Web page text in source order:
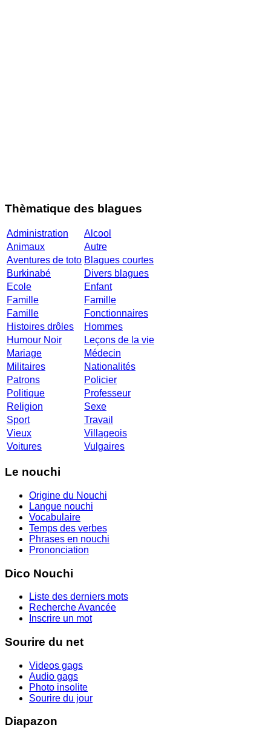
Thèmatique des blagues
Administration
Alcool
Animaux
Autre
Aventures de toto Blagues courtes
Burkinabé
Divers blagues
Ecole
Enfant
Famille
Famille
Famille
Fonctionnaires
Histoires drôles
Hommes
Humour Noir
Leçons de la vie
Mariage
Médecin
Militaires
Nationalités
Patrons
Policier
Politique
Professeur
Religion
Sexe
Sport
Travail
Vieux
Villageois
Voitures
Vulgaires
Le nouchi
Origine du Nouchi
Langue nouchi
Vocabulaire
Temps des verbes
Phrases en nouchi
Prononciation
Dico Nouchi
Liste des derniers mots
Recherche Avancée
Inscrire un mot
Sourire du net
Videos gags
Audio gags
Photo insolite
Sourire du jour
Diapazon